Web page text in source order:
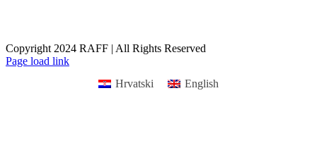
Copyright 2024 RAFF | All Rights Reserved
Facebook
Instagram
Email
Page load link
Hrvatski
English